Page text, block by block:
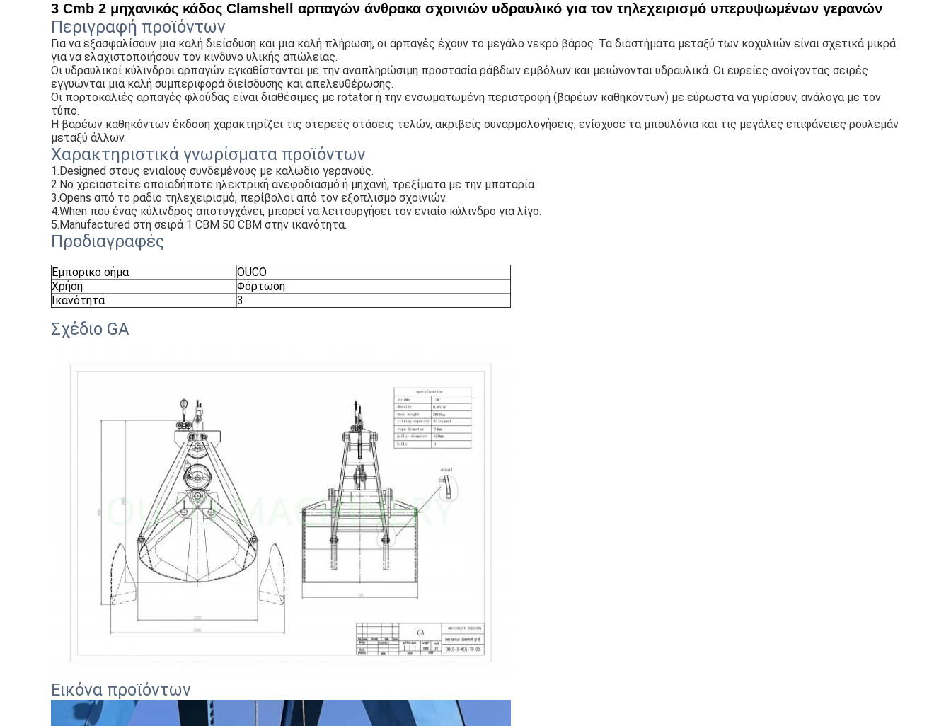
3 Cmb 2 μηχανικός κάδος Clamshell αρπαγών άνθρακα σχοινιών υδραυλικό για τον τηλεχειρισμό υπερυψωμένων γερανών
Περιγραφή προϊόντων
Για να εξασφαλίσουν μια καλή διείσδυση και μια καλή πλήρωση, οι αρπαγές έχουν το μεγάλο νεκρό βάρος. Τα διαστήματα μεταξύ των κοχυλιών είναι σχετικά μικρά
για να ελαχιστοποιήσουν τον κίνδυνο υλικής απώλειας.
Οι υδραυλικοί κύλινδροι αρπαγών εγκαθίστανται με την αναπληρώσιμη προστασία ράβδων εμβόλων και μειώνονται υδραυλικά. Οι ευρείες ανοίγοντας σειρές
εγγυώνται μια καλή συμπεριφορά διείσδυσης και απελευθέρωσης.
Οι πορτοκαλιές αρπαγές φλούδας είναι διαθέσιμες με rotator ή την ενσωματωμένη περιστροφή (βαρέων καθηκόντων) με εύρωστα να γυρίσουν, ανάλογα με τον
τύπο.
Η βαρέων καθηκόντων έκδοση χαρακτηρίζει τις στερεές στάσεις τελών, ακριβείς συναρμολογήσεις, ενίσχυσε τα μπουλόνια και τις μεγάλες επιφάνειες ρουλεμάν
μεταξύ άλλων.
Χαρακτηριστικά γνωρίσματα προϊόντων
1.Designed στους ενιαίους συνδεμένους με καλώδιο γερανούς.
2.No χρειαστείτε οποιαδήποτε ηλεκτρική ανεφοδιασμό ή μηχανή, τρεξίματα με την μπαταρία.
3.Opens από το ραδιο τηλεχειρισμό, περίβολοι από τον εξοπλισμό σχοινιών.
4.When που ένας κύλινδρος αποτυγχάνει, μπορεί να λειτουργήσει τον ενιαίο κύλινδρο για λίγο.
5.Manufactured στη σειρά 1 CBM 50 CBM στην ικανότητα.
Προδιαγραφές
Εμπορικό σήμα
OUCO
Χρήση
Φόρτωση
Ικανότητα
3
Σχέδιο GA
Εικόνα προϊόντων